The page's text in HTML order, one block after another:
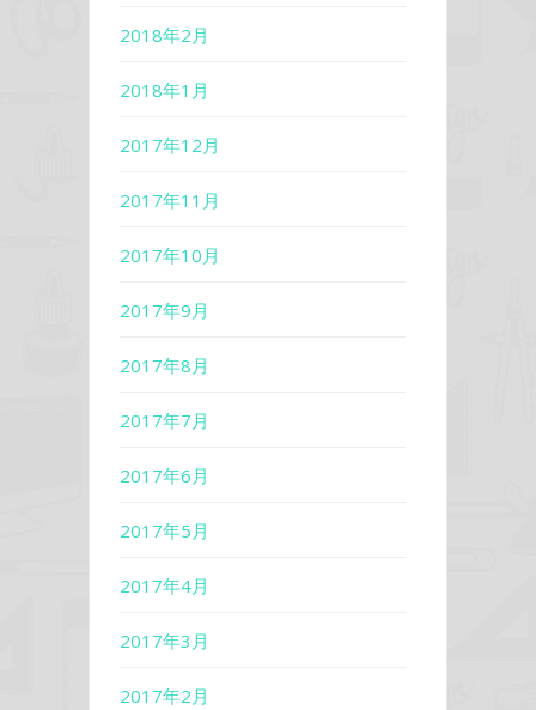
2018年2月
2018年1月
2017年12月
2017年11月
2017年10月
2017年9月
2017年8月
2017年7月
2017年6月
2017年5月
2017年4月
2017年3月
2017年2月